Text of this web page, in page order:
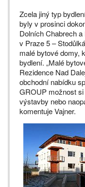
Zcela jiný typ
byly v prosinci
Dolních Chabrech
v Praze 5 –
malé bytové domy,
bydlení. „Malé
Rezidence Nad
obchodní nabídku
GROUP možnost
výstavby nebo
komentuje Vajner.